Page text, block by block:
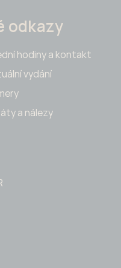
odkazy
hodiny a kontakt
vydání
a nálezy